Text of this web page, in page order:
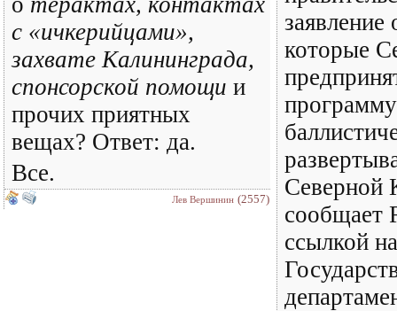
с «ичкерийцами»,
захвате Калининграда,
спонсорской помощи и
прочих приятных
вещах? Ответ: да.
Все.
Лев Вершинин (2557)
заявление
которые
программу
Северной
сообщает
ссылкой на